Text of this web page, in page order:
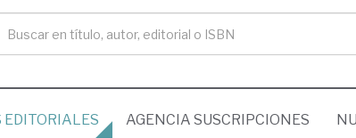
EDITORIALES AGENCIA SUSCRIPCIONES